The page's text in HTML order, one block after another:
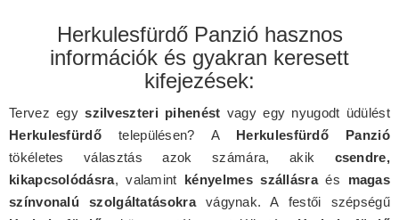
Herkulesfürdő Panzió hasznos
információk és gyakran keresett
kifejezések:
Tervez egyszilveszteri pihenést vagy egy nyugodt üdülést
Herkulesfürdőtelepülésen? A Herkulesfürdő Panzió
tökéletes választás azok számára, akik csendre,
kikapcsolódásra, valamint kényelmes szállásraés magas
színvonalú szolgáltatásokravágynak. A festői szépségű